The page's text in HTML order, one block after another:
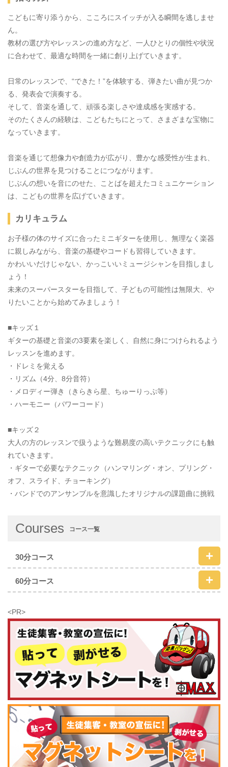
こどもに寄り添うから、こころにスイッチが入る瞬間を逃しませ
ん。
教材の選び方やレッスンの進め方など、一人ひとりの個性や状況
に合わせて、最適な時間を一緒に創り上げていきます。
日常のレッスンで、“できた！”を体験する、弾きたい曲が見つか
る、発表会で演奏する。
そして、音楽を通して、頑張る楽しさや達成感を実感する。
そのたくさんの経験は、こどもたちにとって、さまざまな宝物に
なっていきます。
音楽を通じて想像力や創造力が広がり、豊かな感受性が生まれ、
じぶんの世界を見つけることにつながります。
じぶんの想いを音にのせた、ことばを超えたコミュニケーション
は、こどもの世界を広げていきます。
カリキュラム
お子様の体のサイズに合ったミニギターを使用し、無理なく楽器
に親しみながら、音楽の基礎やコードも習得していきます。
かわいいだけじゃない、かっこいいミュージシャンを目指しまし
ょう！
未来のスーパースターを目指して、子どもの可能性は無限大、や
りたいことから始めてみましょう！
■キッズ１
ギターの基礎と音楽の3要素を楽しく、自然に身につけられるよう
レッスンを進めます。
・ドレミを覚える
・リズム（4分、8分音符）
・メロディー弾き（きらきら星、ちゅーりっぷ等）
・ハーモニー（パワーコード）
■キッズ２
大人の方のレッスンで扱うような難易度の高いテクニックにも触
れていきます。
・ギターで必要なテクニック（ハンマリング・オン、プリング・
オフ、スライド、チョーキング）
・バンドでのアンサンブルを意識したオリジナルの課題曲に挑戦
Courses コース一覧
30分コース
60分コース
<PR>